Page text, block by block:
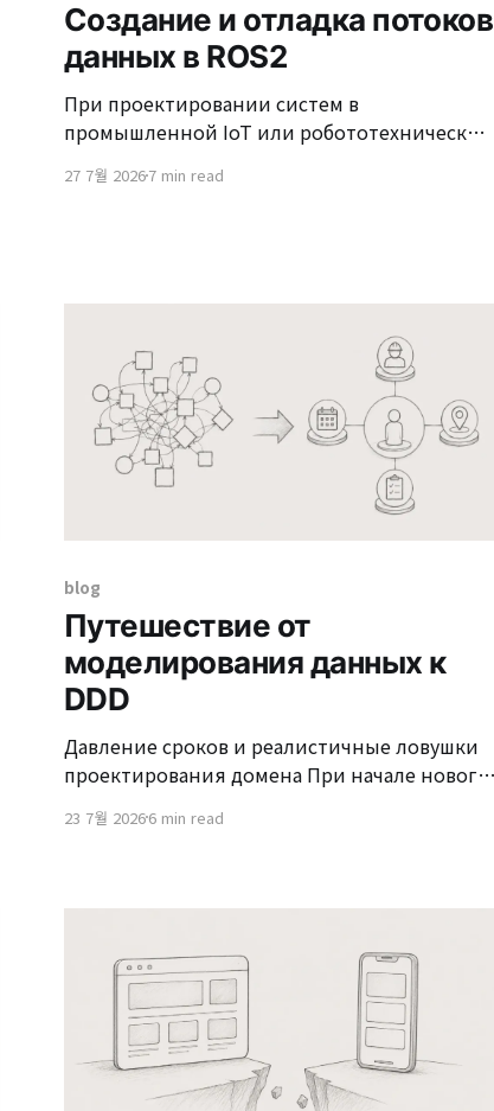
Создание и отладка потоков
данных в ROS2
При проектировании систем в
промышленной IoT или робототехнической
обработки огромного количества данных с
использован для решения этих проблем.
Хотя в названии ROS2 есть 'операционная
система (OS)', это не
27 7월 20267 min read
blog
Путешествие от
моделирования данных к
DDD
Давление сроков и реалистичные ловушки
проектирования домена При начале нового
понимают разумом ценность
выбирают практические компромиссы.
Особенно в условиях давления сроков,
требующих быстрого выхода на рынок,
сложно потратить много времени на
тонкое моделирование домена. Проект
платформы
23 7월 20266 min read